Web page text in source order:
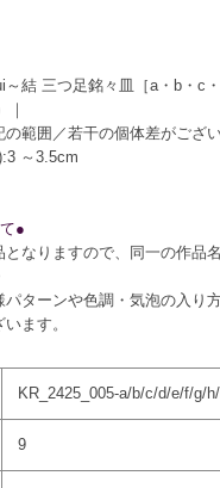
～結 三つ足銘々皿［a・b・c
｜
の範囲／若干の個体差がご
～3.5cm
●
なりますので、同一の作品
ターンや色調・気泡の入り
ます。
KR_2425_005-a/b/c/d/e/f/g/
9